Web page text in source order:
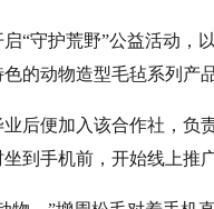
守护荒野”公益活动，
的动物造型毛毡系列产
便加入该合作社，负
到手机前，开始线上推广